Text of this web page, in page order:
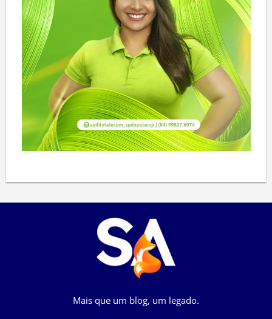
Mais que um blog, um legado.